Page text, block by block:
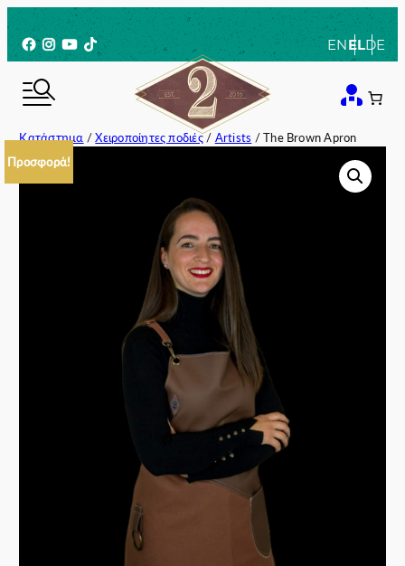
στο
περιεχόμενο
Facebook
Instagram
YouTube
TikTok ENELDE
Κατάστημα /Χειροποίητες ποδιές/ Artists / The Brown Apron
Προσφορά!